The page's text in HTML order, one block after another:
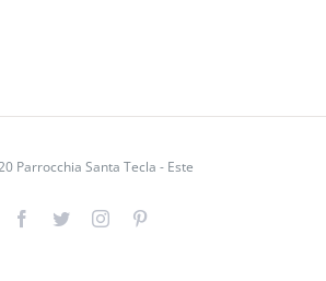
Parrocchia Santa Tecla - Este
Facebook
TwitterInstagram